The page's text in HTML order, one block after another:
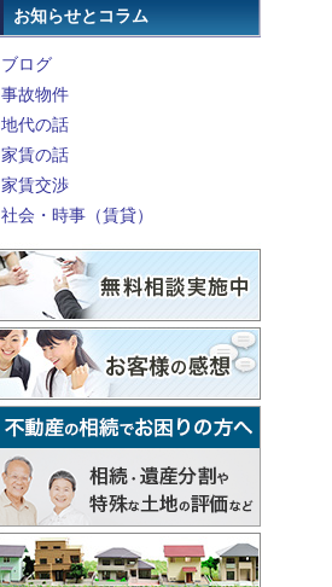
お知らせとコラム
ブログ
事故物件
地代の話
家賃の話
家賃交渉
社会・時事（賃貸）